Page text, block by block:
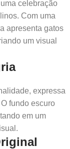
celebração
Com uma
apresenta gatos
um visual
expressa
fundo escuro
em um